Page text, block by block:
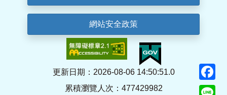
網站安全政策
更新日期：2026-08-06 14:50:51.0
累積瀏覽人次：477429982